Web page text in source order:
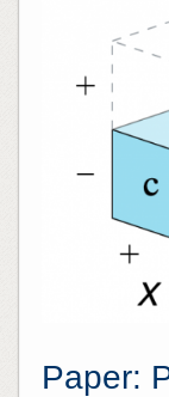
Paper: